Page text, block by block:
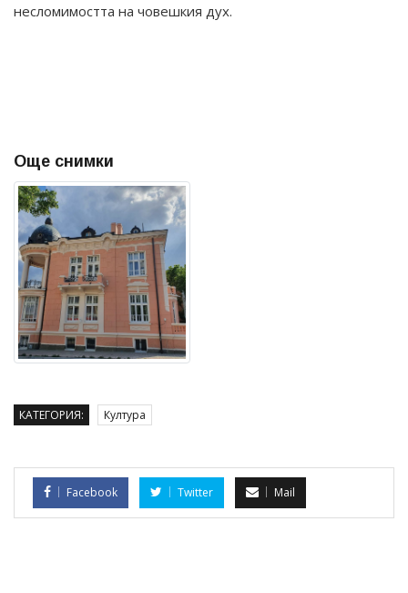
несломимостта на човешкия дух.
Още снимки
КАТЕГОРИЯ: Култура
Facebook Twitter Mail